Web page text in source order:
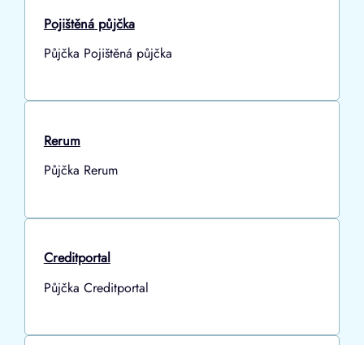
Pojištěná půjčka
Půjčka Pojištěná půjčka
Rerum
Půjčka Rerum
Creditportal
Půjčka Creditportal